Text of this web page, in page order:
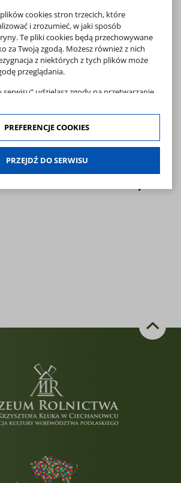
Galeria
cookies stron trzecich, które
i zrozumieć, w jaki sposób
Te pliki cookies będą przechowywane
za Twoją zgodą. Możesz również z nich
z niektórych z tych plików może
przeglądania.
serwisu” udzielasz zgody na przetwarzanie
są zbierane w celach zgodnych z naszą
orazpolityką cookies. Zgoda jest
cookies".
PREFERENCJE COOKIES
PRZEJDŹ DO SERWISU